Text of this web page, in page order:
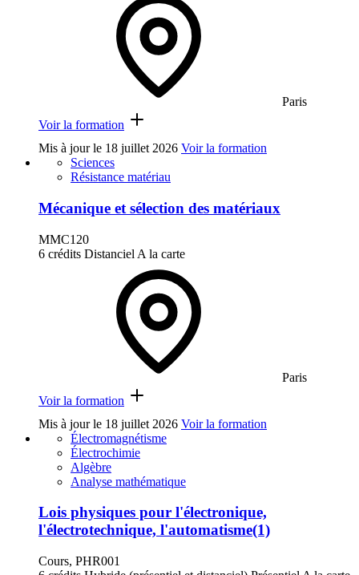
Paris
Voir la formation
Mis à jour le 18 juillet 2026 Voir la formation
Sciences
Résistance matériau
Mécanique et sélection des matériaux
MMC120
6 crédits Distanciel A la carte
Paris
Voir la formation
Mis à jour le 18 juillet 2026 Voir la formation
Électromagnétisme
Électrochimie
Algèbre
Analyse mathématique
Lois physiques pour l'électronique,
l'électrotechnique, l'automatisme(1)
Cours, PHR001